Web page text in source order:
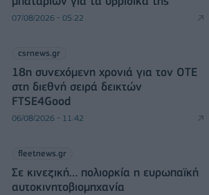
07/08/2026 - 05:22
csrnews.gr
18η συνεχόμενη χρονιά για τον ΟΤΕ
στη διεθνή σειρά δεικτών
FTSE4Good
06/08/2026 - 11:42
fleetnews.gr
Σε κινεζική… πολιορκία η ευρωπαϊκή
αυτοκινητοβιομηχανία